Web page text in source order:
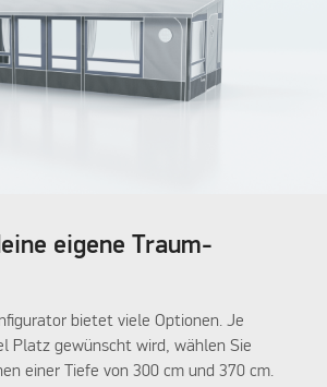
eigene Traum-
bietet viele Optionen. Je
Platz gewünscht wird, wählen Sie
einer Tiefe von 300 cm und 370 cm.